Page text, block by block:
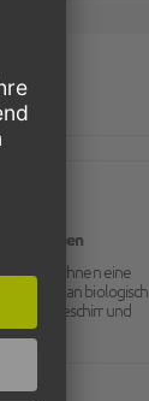
bietet Ihnen eine
Auswahl an biologisch
Geschirr und